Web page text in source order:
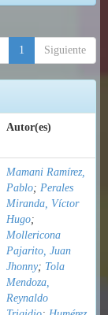
1 Siguiente
Autor(es)
Mamani Ramírez,
Pablo; Perales
Miranda, Víctor
Hugo;
Mollericona
Pajarito, Juan
Jhonny; Tola
Mendoza,
Reynaldo